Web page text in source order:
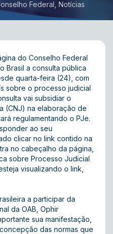
Federal Notícias
do Conselho Federal
Brasil a consulta pública
quarta-feira (24), com
sobre o processo judicial
vai subsidiar o
(CNJ) na elaboração de
regulamentando o PJe.
ao seu
clicar no link contido na
no cabeçalho da página,
sobre Processo Judicial
visualizando o link,
a participar da
da OAB, Ophir
sua manifestação,
das normas que